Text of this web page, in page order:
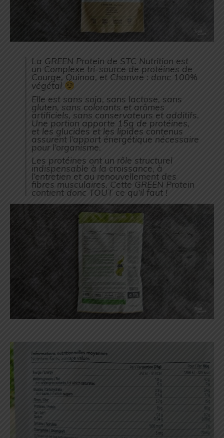
La GREEN Protein de STC Nutrition est
un Complexe tri-source de protéines de
Courge, Quinoa, et Chanvre : donc 100%
végétal
Elle est sans soja, sans lactose, sans
gluten, sans colorants et arômes
artificiels, sans conservateurs et additifs.
Une portion apporte 15g de protéines,
et les glucides et les lipides contenus
assurent l’apport énergétique nécessaire
pour l’organisme.
Les protéines ont un rôle structurel
indispensable à la croissance, à
l’entretien et au renouvellement des
fibres musculaires. Cette GREEN Protein
contient donc TOUT ce qu’il faut !